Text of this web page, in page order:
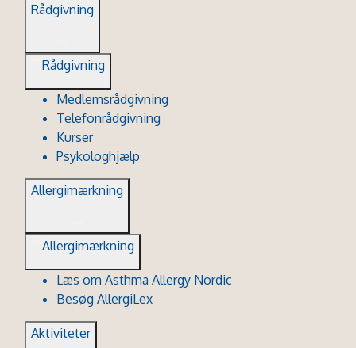
Rådgivning
Rådgivning
Medlemsrådgivning
Telefonrådgivning
Kurser
Psykologhjælp
Allergimærkning
Allergimærkning
Læs om Asthma Allergy Nordic
Besøg AllergiLex
Aktiviteter